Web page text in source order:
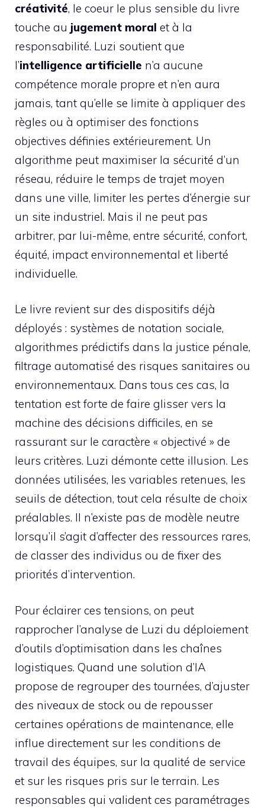
créativité, le coeur le plus sensible du livre
touche au jugement moral et à la
responsabilité. Luzi soutient que
l’intelligence artificielle n’a aucune
compétence morale propre et n’en aura
jamais, tant qu’elle se limite à appliquer des
règles ou à optimiser des fonctions
objectives définies extérieurement. Un
algorithme peut maximiser la sécurité d’un
réseau, réduire le temps de trajet moyen
dans une ville, limiter les pertes d’énergie sur
un site industriel. Mais il ne peut pas
arbitrer, par lui-même, entre sécurité, confort,
équité, impact environnemental et liberté
individuelle.
Le livre revient sur des dispositifs déjà
déployés : systèmes de notation sociale,
algorithmes prédictifs dans la justice pénale,
filtrage automatisé des risques sanitaires ou
environnementaux. Dans tous ces cas, la
tentation est forte de faire glisser vers la
machine des décisions difficiles, en se
rassurant sur le caractère « objectivé » de
leurs critères. Luzi démonte cette illusion. Les
données utilisées, les variables retenues, les
seuils de détection, tout cela résulte de choix
préalables. Il n’existe pas de modèle neutre
lorsqu’il s’agit d’affecter des ressources rares,
de classer des individus ou de fixer des
priorités d’intervention.
Pour éclairer ces tensions, on peut
rapprocher l’analyse de Luzi du déploiement
d’outils d’optimisation dans les chaînes
logistiques. Quand une solution d’IA
propose de regrouper des tournées, d’ajuster
des niveaux de stock ou de repousser
certaines opérations de maintenance, elle
influe directement sur les conditions de
travail des équipes, sur la qualité de service
et sur les risques pris sur le terrain. Les
responsables qui valident ces paramétrages